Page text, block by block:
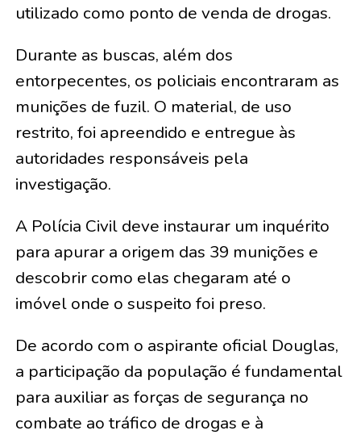
utilizado como ponto de venda de drogas.
Durante as buscas, além dos
entorpecentes, os policiais encontraram as
munições de fuzil. O material, de uso
restrito, foi apreendido e entregue às
autoridades responsáveis pela
investigação.
A Polícia Civil deve instaurar um inquérito
para apurar a origem das 39 munições e
descobrir como elas chegaram até o
imóvel onde o suspeito foi preso.
De acordo com o aspirante oficial Douglas,
a participação da população é fundamental
para auxiliar as forças de segurança no
combate ao tráfico de drogas e à